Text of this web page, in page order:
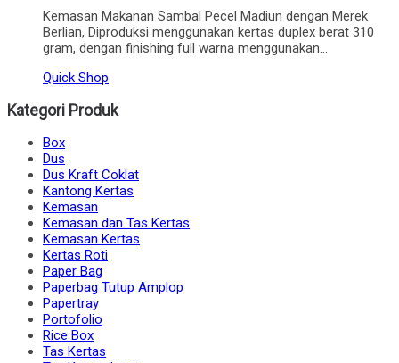
Kemasan Makanan Sambal Pecel Madiun dengan Merek
Berlian, Diproduksi menggunakan kertas duplex berat 310
gram, dengan finishing full warna menggunakan…
Quick Shop
Kategori Produk
Box
Dus
Dus Kraft Coklat
Kantong Kertas
Kemasan
Kemasan dan Tas Kertas
Kemasan Kertas
Kertas Roti
Paper Bag
Paperbag Tutup Amplop
Papertray
Portofolio
Rice Box
Tas Kertas